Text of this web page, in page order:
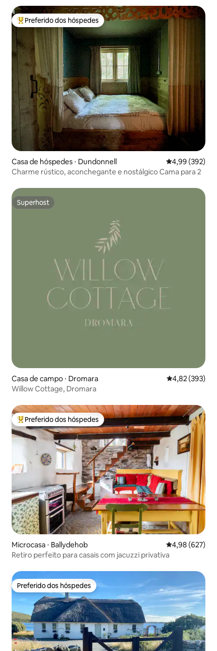
Entre os melhores preferidos dos hóspedes
Preferido dos hóspedes
Casa de hóspedes ⋅ Dundonnell 4,99 de uma
4,99 (392)
Charme rústico, aconchegante e nostálgico Cama para 2
Superhost
Superhost
Casa de campo ⋅ Dromara 4,82 de uma
4,82 (393)
Willow Cottage, Dromara
Entre os melhores preferidos dos hóspedes
Preferido dos hóspedes
Microcasa ⋅ Ballydehob 4,98 de uma
4,98 (627)
Retiro perfeito para casais com jacuzzi privativa
Preferido dos hóspedes
Preferido dos hóspedes